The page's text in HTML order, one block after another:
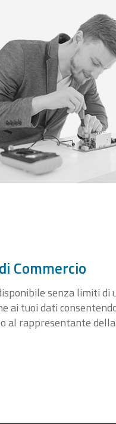
Commercio
senza limiti di
ai tuoi dati
al rappresentante